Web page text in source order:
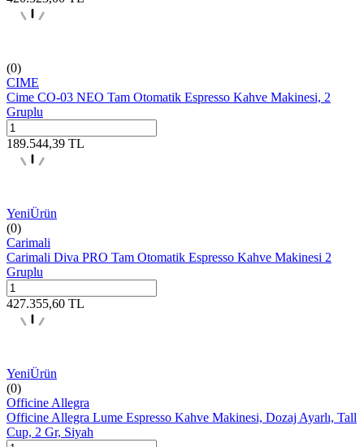
(0)
CIME
Cime CO-03 NEO Tam Otomatik Espresso Kahve Makinesi, 2
Gruplu
189.544,39 TL
YeniÜrün
(0)
Carimali
Carimali Diva PRO Tam Otomatik Espresso Kahve Makinesi 2
Gruplu
427.355,60 TL
YeniÜrün
(0)
Officine Allegra
Officine Allegra Lume Espresso Kahve Makinesi, Dozaj Ayarlı, Tall
Cup, 2 Gr, Siyah